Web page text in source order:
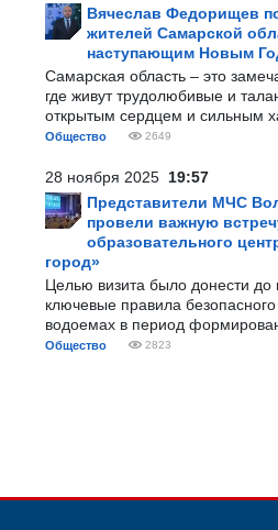
Вячеслав Федорищев
жителей Самарской
наступающим Новым
Самарская область – это
где живут трудолюбивые и
открытым сердцем и сильным
Общество 2649
28 ноября 2025 19:57
Представители МЧС
провели важную
образовательного
город»
Целью визита было донести до
ключевые правила
водоемах в период
Общество 2823